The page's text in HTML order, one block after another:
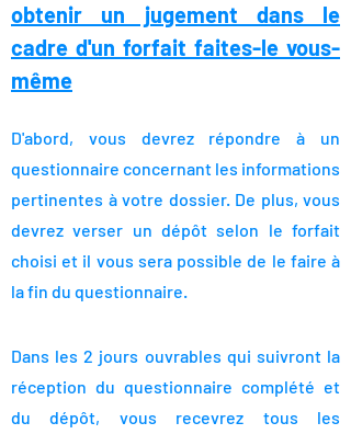
obtenir un jugement dans le
cadre d'un forfait faites-le vous-
même
D'abord, vous devrez répondre à un
questionnaire concernant les informations
pertinentes à votre dossier. De plus, vous
devrez verser un dépôt selon le forfait
choisi et il vous sera possible de le faire à
la fin du questionnaire.
Dans les 2 jours ouvrables qui suivront la
réception du questionnaire complété et
du dépôt, vous recevrez tous les